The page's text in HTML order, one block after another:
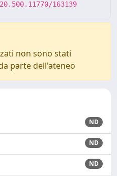
163139
non sono stati
parte dell'ateneo
ND
ND
ND